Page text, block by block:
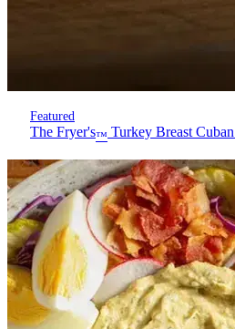
Featured
The Fryer's™ Turkey Breast